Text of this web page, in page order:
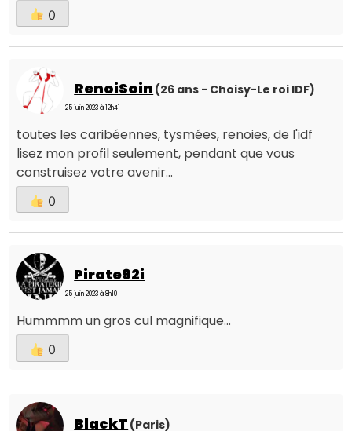
0
RenoiSoin (26 ans - Choisy-Le roi IDF)
25 juin 2023 à 12h41
toutes les caribéennes, tysmées, renoies, de l'idf
lisez mon profil seulement, pendant que vous
construisez votre avenir...
0
Pirate92i
25 juin 2023 à 8h10
Hummmm un gros cul magnifique...
0
BlackT (Paris)